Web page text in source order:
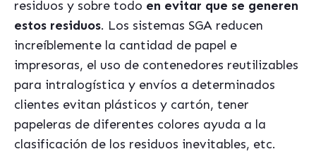
residuos y sobre todo en evitar que se generen
estos residuos. Los sistemas SGA reducen
increíblemente la cantidad de papel e
impresoras, el uso de contenedores reutilizables
para intralogística y envíos a determinados
clientes evitan plásticos y cartón, tener
papeleras de diferentes colores ayuda a la
clasificación de los residuos inevitables, etc.